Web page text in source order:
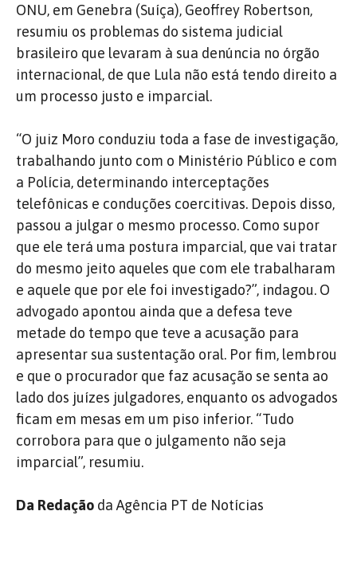
ONU, em Genebra (Suíça), Geoffrey Robertson,
resumiu os problemas do sistema judicial
brasileiro que levaram à sua denúncia no órgão
internacional, de que Lula não está tendo direito a
um processo justo e imparcial.
“O juiz Moro conduziu toda a fase de investigação,
trabalhando junto com o Ministério Público e com
a Polícia, determinando interceptações
telefônicas e conduções coercitivas. Depois disso,
passou a julgar o mesmo processo. Como supor
que ele terá uma postura imparcial, que vai tratar
do mesmo jeito aqueles que com ele trabalharam
e aquele que por ele foi investigado?”, indagou. O
advogado apontou ainda que a defesa teve
metade do tempo que teve a acusação para
apresentar sua sustentação oral. Por fim, lembrou
e que o procurador que faz acusação se senta ao
lado dos juízes julgadores, enquanto os advogados
ficam em mesas em um piso inferior. “Tudo
corrobora para que o julgamento não seja
imparcial”, resumiu.
Da Redação da Agência PT de Notícias